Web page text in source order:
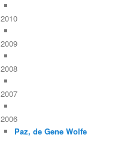
2010
2009
2008
2007
2006
Paz, de Gene Wolfe